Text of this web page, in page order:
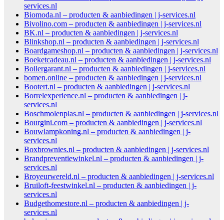
services.nl
Biomoda.nl – producten & aanbiedingen | j-services.nl
Bivolino.com – producten & aanbiedingen | j-services.nl
BK.nl – producten & aanbiedingen | j-services.nl
Blinkshop.nl – producten & aanbiedingen | j-services.nl
Boardgameshop.nl – producten & aanbiedingen | j-services.nl
Boeketcadeau.nl – producten & aanbiedingen | j-services.nl
Boilergarant.nl – producten & aanbiedingen | j-services.nl
bomen.online – producten & aanbiedingen | j-services.nl
Bootert.nl – producten & aanbiedingen | j-services.nl
Borrelexperience.nl – producten & aanbiedingen | j-
services.nl
Boschmolenplas.nl – producten & aanbiedingen | j-services.nl
Bourgini.com – producten & aanbiedingen | j-services.nl
Bouwlampkoning.nl – producten & aanbiedingen | j-
services.nl
Boxbrownies.nl – producten & aanbiedingen | j-services.nl
Brandpreventiewinkel.nl – producten & aanbiedingen | j-
services.nl
Broyeurwereld.nl – producten & aanbiedingen | j-services.nl
Bruiloft-feestwinkel.nl – producten & aanbiedingen | j-
services.nl
Budgethomestore.nl – producten & aanbiedingen | j-
services.nl